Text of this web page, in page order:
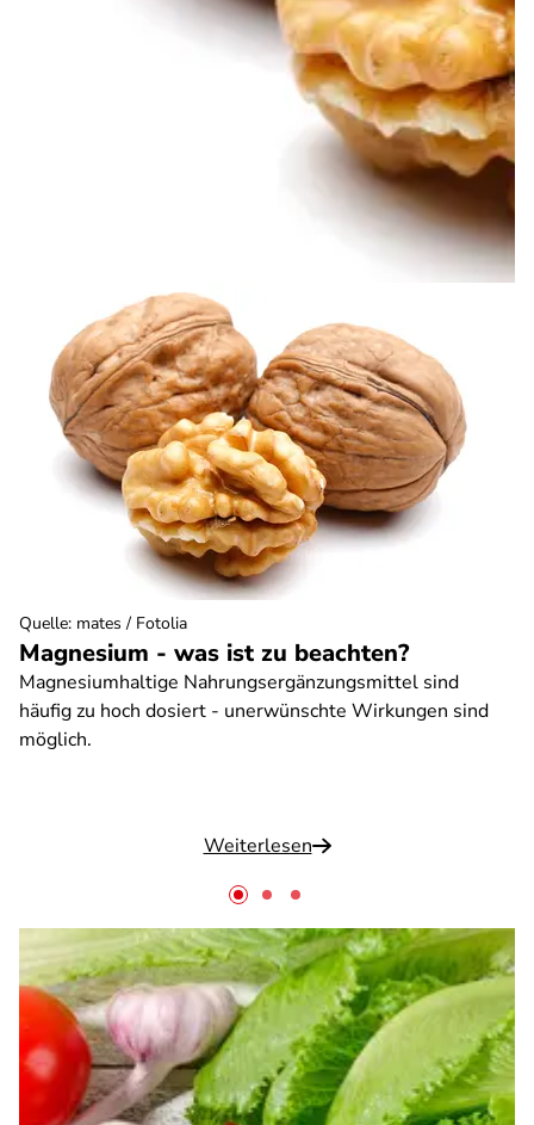
Magnesium - was ist zu beachten?
Magnesiumhaltige Nahrungsergänzungsmittel sind
häufig zu hoch dosiert - unerwünschte Wirkungen sind
möglich.
Weiterlesen
Quelle: mates / Fotolia